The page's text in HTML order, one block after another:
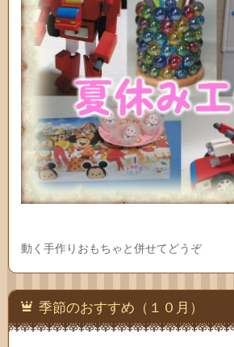
動く手作りおもちゃと併せてどうぞ
季節のおすすめ（１０月）